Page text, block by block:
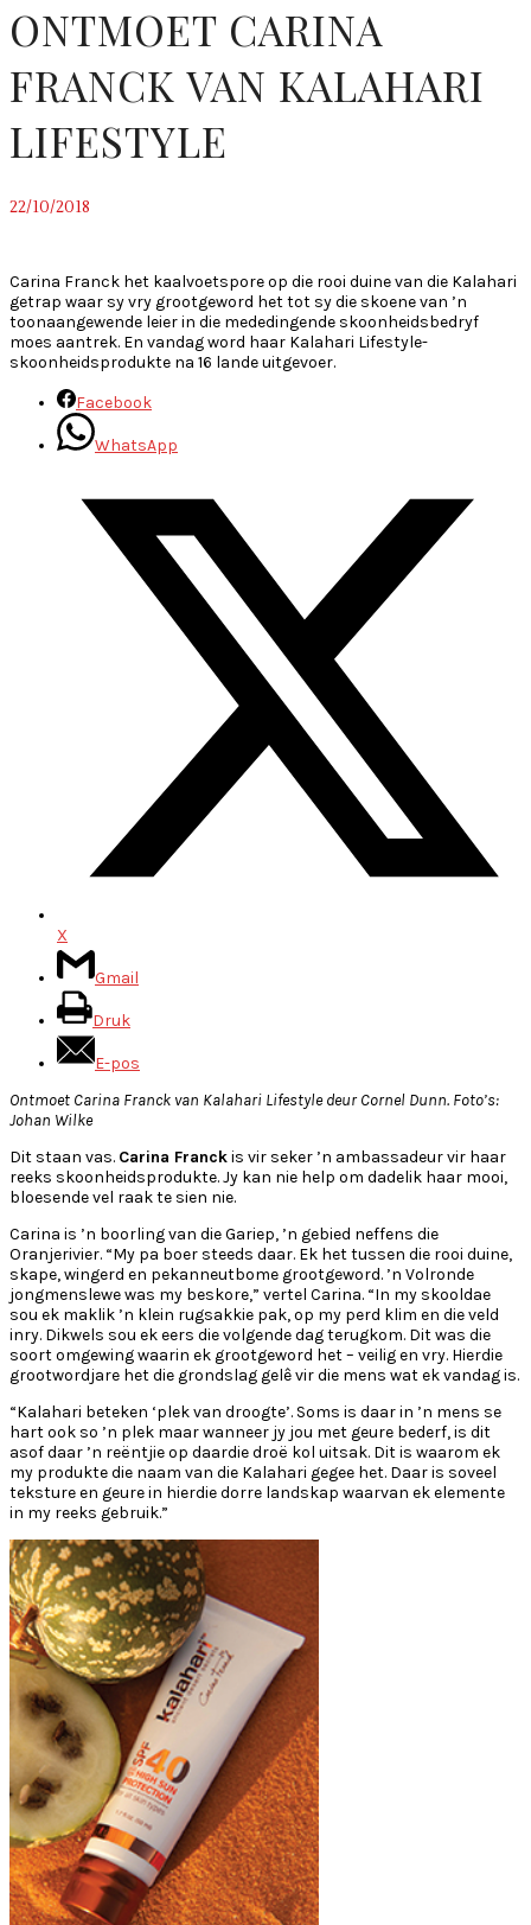
ONTMOET CARINA
FRANCK VAN KALAHARI
LIFESTYLE
22/10/2018
Carina Franck het kaalvoetspore op die rooi duine van die Kalahari
getrap waar sy vry grootgeword het tot sy die skoene van ’n
toonaangewende leier in die mededingende skoonheidsbedryf
moes aantrek. En vandag word haar Kalahari Lifestyle-
skoonheidsprodukte na 16 lande uitgevoer.
Facebook
WhatsApp
X
Gmail
Druk
E-pos
Ontmoet Carina Franck van Kalahari Lifestyle deur Cornel Dunn. Foto’s:
Johan Wilke
Dit staan vas. Carina Franckis vir seker ’n ambassadeur vir haar
reeks skoonheidsprodukte. Jy kan nie help om dadelik haar mooi,
bloesende vel raak te sien nie.
Carina is ’n boorling van die Gariep, ’n gebied neffens die
Oranjerivier. “My pa boer steeds daar. Ek het tussen die rooi duine,
skape, wingerd en pekanneutbome grootgeword. ’n Volronde
jongmenslewe was my beskore,” vertel Carina. “In my skooldae
sou ek maklik ’n klein rugsakkie pak, op my perd klim en die veld
inry. Dikwels sou ek eers die volgende dag terugkom. Dit was die
soort omgewing waarin ek grootgeword het – veilig en vry. Hierdie
grootwordjare het die grondslag gelê vir die mens wat ek vandag is.
“Kalahari beteken ‘plek van droogte’. Soms is daar in ’n mens se
hart ook so ’n plek maar wanneer jy jou met geure bederf, is dit
asof daar ’n reëntjie op daardie droë kol uitsak. Dit is waarom ek
my produkte die naam van die Kalahari gegee het. Daar is soveel
teksture en geure in hierdie dorre landskap waarvan ek elemente
in my reeks gebruik.”